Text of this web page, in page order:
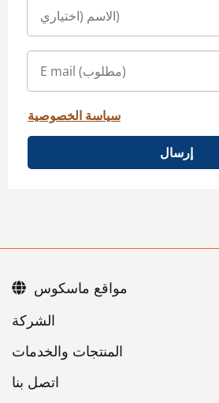
سياسة الخصوصية
إرسال
اتصل بنا
مواقع ماسكوس